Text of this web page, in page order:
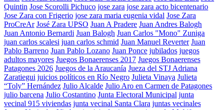
Quintin Jose Scorolli Pichuco jose zara jose zara acto bicentenario
Jose Zara con Frigerio jose zara maria eugenia vidal Jose Zara
ProCreAr José Zara UPSO Juan A Pradere Juan Andres Balogh
Juan Antonio Bernardi Juan Balogh Juan Carlos "Mono" Zuniga
juan carlos scalesi juan carlos schmid Juan Manuel Reverter Juan
Pablo Barreno Juan Pablo Lozano Juan Ponce jubilados juegos
adultos mayores Juegos Bonaerenses 2017 Juegos Bonaerenses
Patagones 2026 Juegos de la Araucanía Jueza del STJ Adriana
Zaratiegui juicios políticos en Río Negro Julieta Vinaya Julieta
“Toly” Hernández Julio Alcalde Julio Aro en Carmen de Patagones
julio barcena Julio Costantino Junta Electoral Municipal junta
vecinal 915 viviendas junta vecinal Santa Clara juntas vecinales